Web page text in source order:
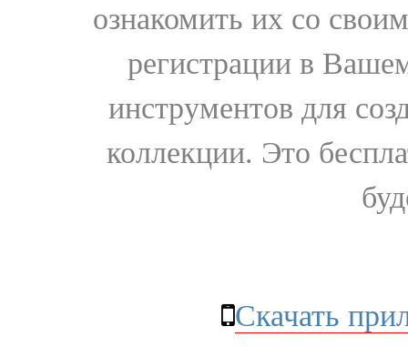
ознакомить их со
регистрации в
инструментов для
коллекции. Это
Скачать